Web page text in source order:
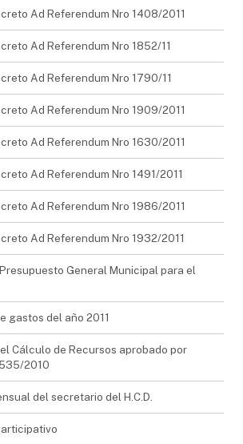
Ad Referendum Nro 1408/2011
Ad Referendum Nro 1852/11
Ad Referendum Nro 1790/11
Ad Referendum Nro 1909/2011
Ad Referendum Nro 1630/2011
Ad Referendum Nro 1491/2011
Ad Referendum Nro 1986/2011
Ad Referendum Nro 1932/2011
General Municipal para el
gastos del año 2011
Cálculo de Recursos aprobado por
2010
del secretario del H.C.D.